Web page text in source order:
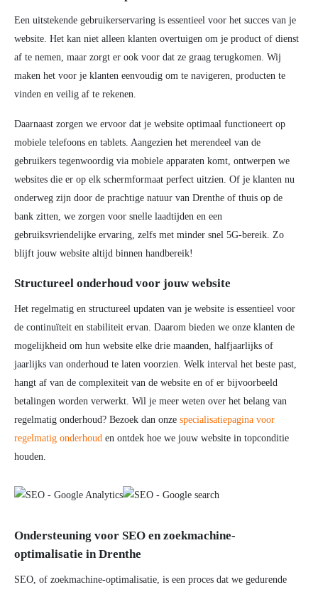
Een uitstekende gebruikerservaring is essentieel voor het succes van je
website. Het kan niet alleen klanten overtuigen om je product of dienst
af te nemen, maar zorgt er ook voor dat ze graag terugkomen. Wij
maken het voor je klanten eenvoudig om te navigeren, producten te
vinden en veilig af te rekenen.
Daarnaast zorgen we ervoor dat je website optimaal functioneert op
mobiele telefoons en tablets. Aangezien het merendeel van de
gebruikers tegenwoordig via mobiele apparaten komt, ontwerpen we
websites die er op elk schermformaat perfect uitzien. Of je klanten nu
onderweg zijn door de prachtige natuur van Drenthe of thuis op de
bank zitten, we zorgen voor snelle laadtijden en een
gebruiksvriendelijke ervaring, zelfs met minder snel 5G-bereik. Zo
blijft jouw website altijd binnen handbereik!
Structureel onderhoud voor jouw website
Het regelmatig en structureel updaten van je website is essentieel voor
de continuïteit en stabiliteit ervan. Daarom bieden we onze klanten de
mogelijkheid om hun website elke drie maanden, halfjaarlijks of
jaarlijks van onderhoud te laten voorzien. Welk interval het beste past,
hangt af van de complexiteit van de website en of er bijvoorbeeld
betalingen worden verwerkt. Wil je meer weten over het belang van
regelmatig onderhoud? Bezoek dan onze specialisatiepagina voor
regelmatig onderhoud en ontdek hoe we jouw website in topconditie
houden.
Ondersteuning voor SEO en zoekmachine-
optimalisatie in Drenthe
SEO, of zoekmachine-optimalisatie, is een proces dat we gedurende